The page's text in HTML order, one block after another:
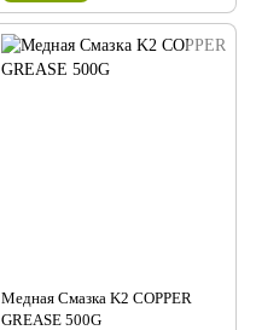
Медная Смазка K2 COPPER
GREASE 500G